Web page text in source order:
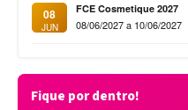
08
JUN
FCE Cosmetique 2027
08/06/2027 a 10/06/2027
Fique por dentro!